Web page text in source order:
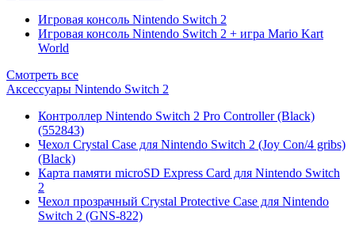
Игровая консоль Nintendo Switch 2
Игровая консоль Nintendo Switch 2 + игра Mario Kart
World
Смотреть все
Аксессуары Nintendo Switch 2
Контроллер Nintendo Switch 2 Pro Controller (Black)
(552843)
Чехол Сrystal Сase для Nintendo Switch 2 (Joy Con/4 gribs)
(Black)
Карта памяти microSD Express Card для Nintendo Switch
2
Чехол прозрачный Crystal Protective Case для Nintendo
Switch 2 (GNS-822)